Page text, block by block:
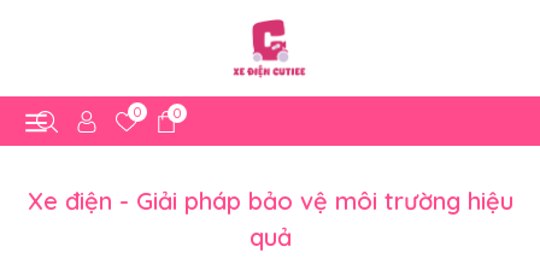
0 0
Xe điện - Giải pháp bảo vệ môi trường hiệu
quả